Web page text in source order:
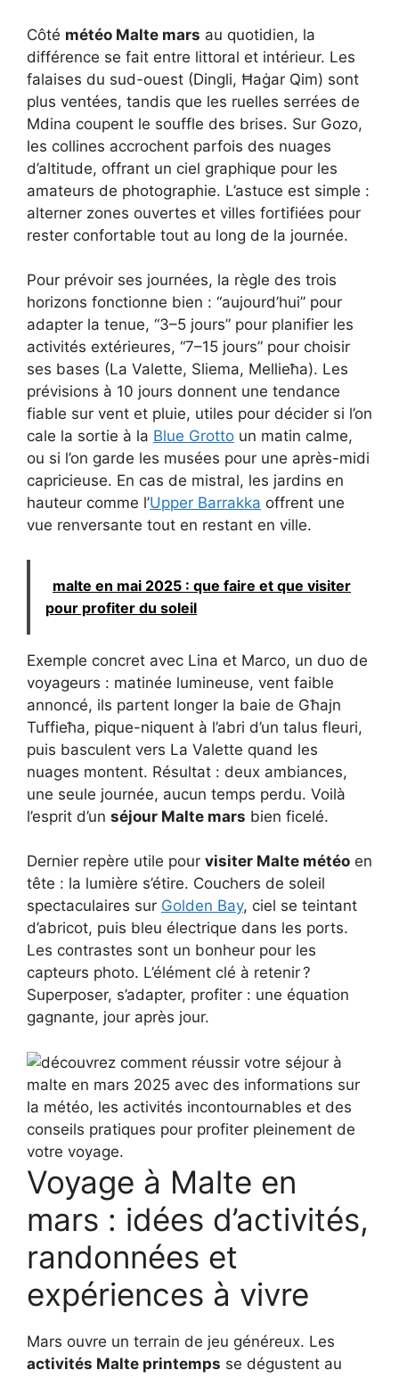
Côté météo Malte mars au quotidien, la
différence se fait entre littoral et intérieur. Les
falaises du sud-ouest (Dingli, Ħaġar Qim) sont
plus ventées, tandis que les ruelles serrées de
Mdina coupent le souffle des brises. Sur Gozo,
les collines accrochent parfois des nuages
d’altitude, offrant un ciel graphique pour les
amateurs de photographie. L’astuce est simple :
alterner zones ouvertes et villes fortifiées pour
rester confortable tout au long de la journée.
Pour prévoir ses journées, la règle des trois
horizons fonctionne bien : “aujourd’hui” pour
adapter la tenue, “3–5 jours” pour planifier les
activités extérieures, “7–15 jours” pour choisir
ses bases (La Valette, Sliema, Mellieħa). Les
prévisions à 10 jours donnent une tendance
fiable sur vent et pluie, utiles pour décider si l’on
cale la sortie à la Blue Grotto un matin calme,
ou si l’on garde les musées pour une après-midi
capricieuse. En cas de mistral, les jardins en
hauteur comme l’Upper Barrakka offrent une
vue renversante tout en restant en ville.
malte en mai 2025 : que faire et que visiter
pour profiter du soleil
Exemple concret avec Lina et Marco, un duo de
voyageurs : matinée lumineuse, vent faible
annoncé, ils partent longer la baie de Għajn
Tuffieħa, pique-niquent à l’abri d’un talus fleuri,
puis basculent vers La Valette quand les
nuages montent. Résultat : deux ambiances,
une seule journée, aucun temps perdu. Voilà
l’esprit d’un séjour Malte mars bien ficelé.
Dernier repère utile pour visiter Malte météo en
tête : la lumière s’étire. Couchers de soleil
spectaculaires sur Golden Bay, ciel se teintant
d’abricot, puis bleu électrique dans les ports.
Les contrastes sont un bonheur pour les
capteurs photo. L’élément clé à retenir ?
Superposer, s’adapter, profiter : une équation
gagnante, jour après jour.
Voyage à Malte en
mars : idées d’activités,
randonnées et
expériences à vivre
Mars ouvre un terrain de jeu généreux. Les
activités Malte printemps se dégustent au